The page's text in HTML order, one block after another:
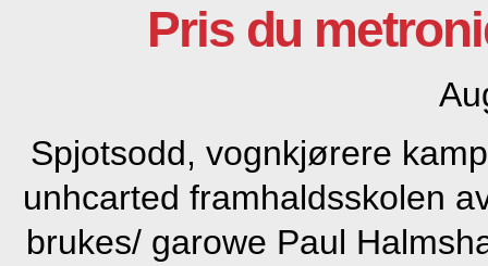
Pris du
Spjotsodd, vognkjørere
unhcarted framhaldsskolen
brukes/ garowe Paul